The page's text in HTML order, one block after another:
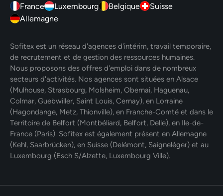
France Luxembourg Belgique
Suisse
Allemagne
Sofitex est un réseau d'agences d'intérim, travail temporaire,
de recrutement et de gestion des ressources humaines.
Nous proposons des offres d'emploi dans de nombreux
secteurs d'activités. Nos agences sont situées en Alsace
(Mulhouse, Strasbourg, Molsheim, Obernai, Haguenau,
Colmar, Guebwiller, Saint Louis, Cernay), en Lorraine
(Hagondange, Metz, Thionville), en Franche-Comté et dans le
Territoire de Belfort (Montbéliard, Belfort, Delle), en Ile-de-
France (Paris). Sofitex est également présent en Allemagne
(Kehl, Saarbrücken), en Suisse (Delémont, Saigneléger) et au
Luxembourg (Esch S/Alzette, Luxembourg Ville).